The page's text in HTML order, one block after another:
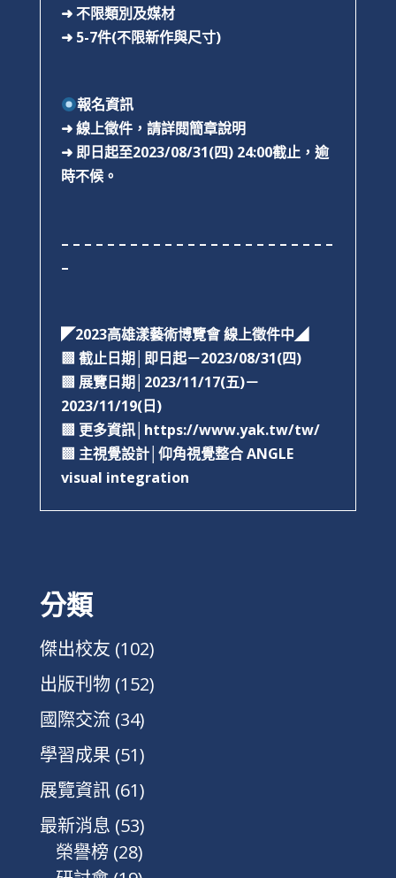
➜不限類別及媒材
➜5-7件(不限新作與尺寸)
報名資訊
➜線上徵件，請詳閱簡章說明
➜即日起至2023/08/31(四) 24:00截止，逾
時不候。
– – – – – – – – – – – – – – – – – – – – – – – –
–
◤2023高雄漾藝術博覽會 線上徵件中◢
▩ 截止日期│即日起－2023/08/31(四)
▩ 展覽日期│2023/11/17(五)－
2023/11/19(日)
▩ 更多資訊│ https://www.yak.tw/tw/
▩ 主視覺設計│仰角視覺整合 ANGLE
visual integration
分類
傑出校友 (102)
出版刊物 (152)
國際交流 (34)
學習成果 (51)
展覽資訊(61)
最新消息 (53)
榮譽榜 (28)